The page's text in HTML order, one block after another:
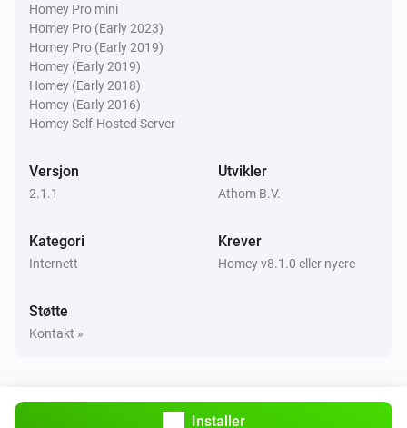
Homey Pro mini
Homey Pro (Early 2023)
Homey Pro (Early 2019)
Homey (Early 2019)
Homey (Early 2018)
Homey (Early 2016)
Homey Self-Hosted Server
Versjon
2.1.1
Utvikler
Athom B.V.
Kategori
Internett
Krever
Homey v8.1.0 eller nyere
Støtte
Kontakt »
Installer